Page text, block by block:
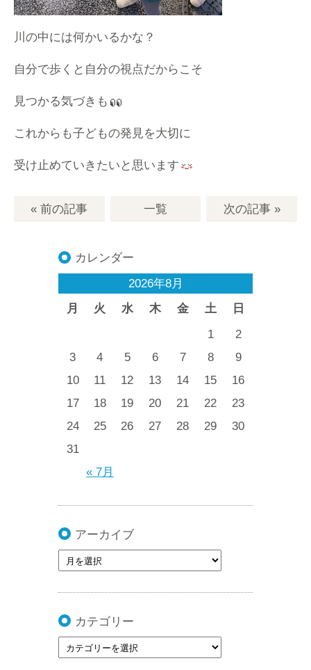
川の中には何かいるかな？
自分で歩くと自分の視点だからこそ
見つかる気づきも
これからも子どもの発見を大切に
受け止めていきたいと思います
« 前の記事 一覧 次の記事»
カレンダー
2026年8月
月
火 水 木 金 土 日
« 7月
1
2
3
4 5 6 7 8
9
10
11 12 13 14 15
16
17
18 19 20 21 22
23
24
25 26 27 28 29
30
31
アーカイブ
カテゴリー